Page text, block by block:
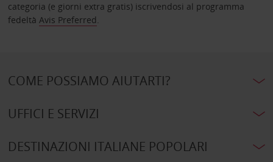
categoria (e giorni extra gratis) iscrivendosi al programma
fedeltà Avis Preferred.
COME POSSIAMO AIUTARTI?
UFFICI E SERVIZI
DESTINAZIONI ITALIANE POPOLARI